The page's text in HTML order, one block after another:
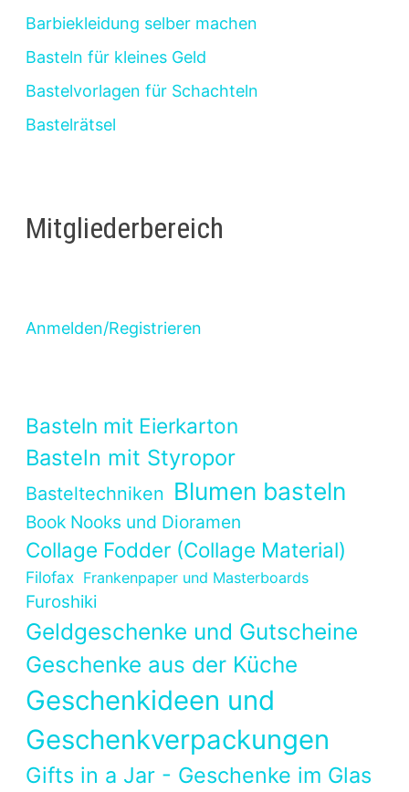
Barbiekleidung selber machen
Basteln für kleines Geld
Bastelvorlagen für Schachteln
Bastelrätsel
Mitgliederbereich
Anmelden/Registrieren
Basteln mit Eierkarton
Basteln mit Styropor
Basteltechniken Blumen basteln
Book Nooks und Dioramen
Collage Fodder (Collage Material)
Filofax Frankenpaper und Masterboards
Furoshiki
Geldgeschenke und Gutscheine
Geschenke aus der Küche
Geschenkideen und
Geschenkverpackungen
Gifts in a Jar - Geschenke im Glas